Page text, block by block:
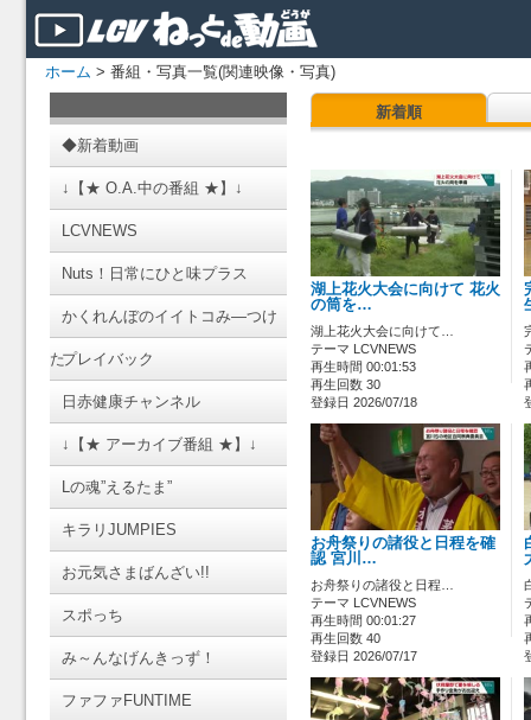
ホーム > 番組・写真一覧(関連映像・写真)
◆新着動画
↓【★ O.A.中の番組 ★】↓
LCVNEWS
Nuts！日常にひと味プラス
かくれんぼのイイトコみ―つけ
たプレイバック
日赤健康チャンネル
↓【★ アーカイブ番組 ★】↓
Lの魂”えるたま”
キラリJUMPIES
お元気さまばんざい!!
スポっち
み～んなげんきっず！
ファファFUNTIME
新着順
湖上花火大会に向けて 花火
の筒を…
湖上花火大会に向けて…
テーマ LCVNEWS
再生時間 00:01:53
再生回数 30
登録日 2026/07/18
お舟祭りの諸役と日程を確
認 宮川…
お舟祭りの諸役と日程…
テーマ LCVNEWS
再生時間 00:01:27
再生回数 40
登録日 2026/07/17